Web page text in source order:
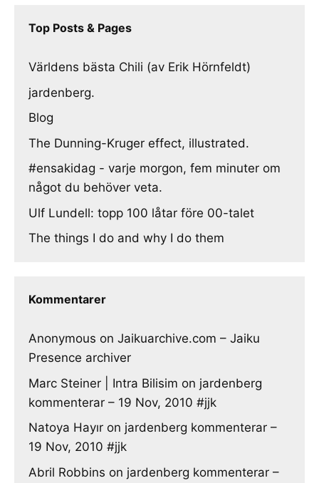
Top Posts & Pages
Världens bästa Chili (av Erik Hörnfeldt)
jardenberg.
Blog
The Dunning-Kruger effect, illustrated.
#ensakidag - varje morgon, fem minuter om
något du behöver veta.
Ulf Lundell: topp 100 låtar före 00-talet
The things I do and why I do them
Kommentarer
Anonymous on Jaikuarchive.com – Jaiku
Presence archiver
Marc Steiner | Intra Bilisim on jardenberg
kommenterar – 19 Nov, 2010 #jjk
Natoya Hayır on jardenberg kommenterar –
19 Nov, 2010 #jjk
Abril Robbins on jardenberg kommenterar –